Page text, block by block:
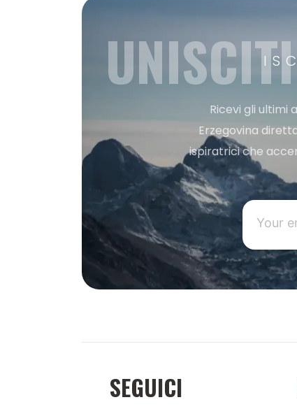
Ricevi gli ultimi
Erzegovina
ispiratrici che
SEGUICI